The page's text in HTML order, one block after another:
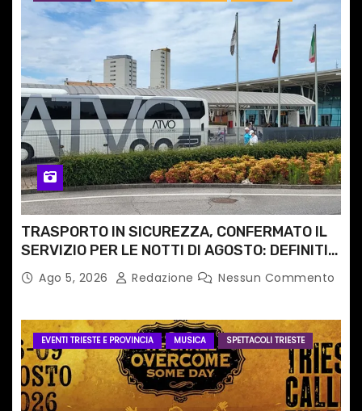
TRASPORTO IN SICUREZZA, CONFERMATO IL
SERVIZIO PER LE NOTTI DI AGOSTO: DEFINITI
PERCORSI, FERMATE E ORARIO
Ago 5, 2026 Redazione Nessun Commento
EVENTI TRIESTE E PROVINCIA MUSICA SPETTACOLI TRIESTE